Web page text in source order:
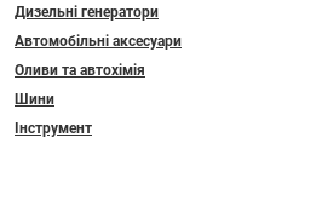
Дизельні генератори
Автомобільні аксесуари
Оливи та автохімія
Шини
Інструмент